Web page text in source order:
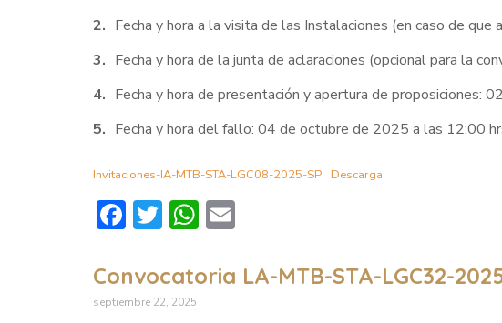
Fecha y hora a la visita de las Instalaciones (en caso de que
Fecha y hora de la junta de aclaraciones (opcional para la
Fecha y hora de presentación y apertura de proposiciones:
Fecha y hora del fallo: 04 de octubre de 2025 a las 12:00
Invitaciones-IA-MTB-STA-LGC08-2025-SP Descarga
Facebook
TwitterWhatsApp
Convocatoria LA-MTB-STA-LGC32-
septiembre 22, 2025